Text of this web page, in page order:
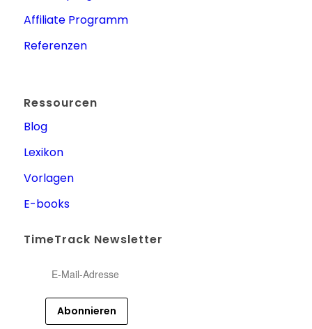
Affiliate Programm
Referenzen
Ressourcen
Blog
Lexikon
Vorlagen
E-books
TimeTrack Newsletter